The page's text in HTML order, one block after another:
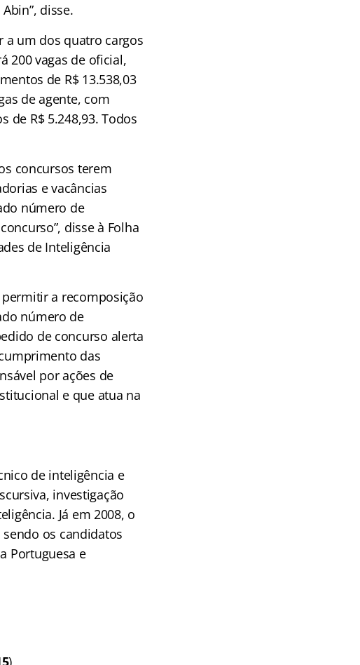
disse.
a um dos quatro cargos
200 vagas de oficial,
de R$ 13.538,03
de agente, com
de R$ 5.248,93. Todos
concursos terem
e vacâncias
número de
disse à Folha
de Inteligência
a recomposição
número de
de concurso alerta
das
por ações de
e que atua na
de inteligência e
investigação
Já em 2008, o
os candidatos
Portuguesa e
)